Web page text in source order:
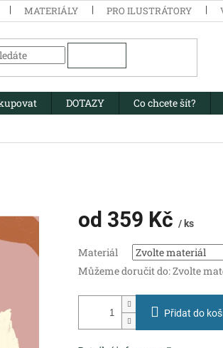
MATERIÁLY PRO ILUSTRÁTORY
DOTAZY Co chcete šít?
od 359 Kč / ks
cena:
Materiál
Můžeme doručit do:Zvolte
Přidat do